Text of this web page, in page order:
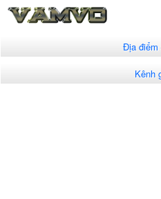
Địa điểm
Kênh